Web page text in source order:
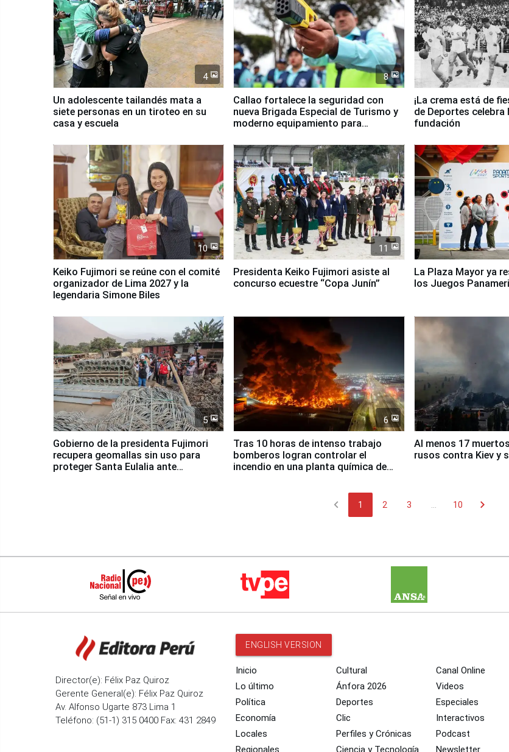
4
Un adolescente tailandés mata a
siete personas en un tiroteo en su
casa y escuela
8
Callao fortalece la seguridad con
nueva Brigada Especial de Turismo y
moderno equipamiento para
¡La crema está de
de Deportes celebra
fundación
10
Keiko Fujimori se reúne con el comité
organizador de Lima 2027 y la
legendaria Simone Biles
11
Presidenta Keiko Fujimori asiste al
concurso ecuestre “Copa Junín”
La Plaza Mayor ya
los Juegos
5
Gobierno de la presidenta Fujimori
recupera geomallas sin uso para
proteger Santa Eulalia ante
6
Tras 10 horas de intenso trabajo
bomberos logran controlar el
incendio en una planta química de
Al menos 17
rusos contra Kiev y
chevron_left 1 2 3 10 chevron_right
Director(e): Félix Paz Quiroz
Gerente General(e): Félix Paz Quiroz
Av. Alfonso Ugarte 873 Lima 1
Teléfono: (51-1) 315 0400 Fax: 431 2849
ENGLISH VERSION
Inicio
Lo último
Política
Economía
Locales
Regionales
Cultural
Ánfora 2026
Deportes
Clic
Perfiles y Crónicas
Ciencia y Tecnología
Canal Online
Videos
Especiales
Interactivos
Podcast
Newsletter